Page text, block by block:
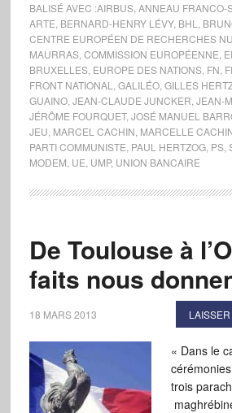
BALISÉ AVEC :AIRBUS, ANNEAU FRANCO-
ARTE BERNARD-HENRY LÉVY, BHL
CENTRE EUROPÉEN DE RECHERCHES
MAURRAS, COMMISSION EUROPÉENNE
BRUXELLES, EUROPE DES NATIONS, FN
FRONT NATIONAL
GALILÉO, GILLES
GUAINO, JEAN-CLAUDE JUNCKER JEAN-
JÉRÔME FOURQUET, JOSÉ MANUEL
JEU MARCEL CACHIN MARCELLE
PARTI COMMUNISTE PAUL HERTZOG, PS,
MODEM UE UMP, UNION BANCAIRE
De Toulouse à
faits nous
18 MARS 2013
« Dans le
trois